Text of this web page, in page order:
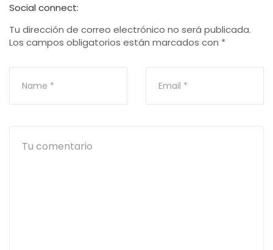
Social connect:
Tu dirección de correo electrónico no será publicada.
Los campos obligatorios están marcados con *